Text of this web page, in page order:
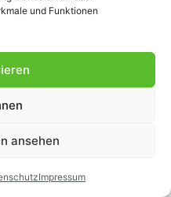
und Funktionen
ansehen
Impressum